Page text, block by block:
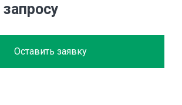
Оставить заявку